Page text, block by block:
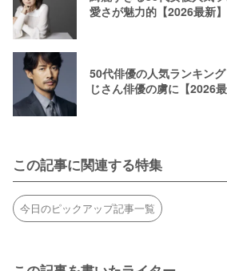
愛さが魅力的【2026最新】
50代俳優の人気ランキン
じさん俳優の虜に【2026最
この記事に関連する特集
今日のピックアップ記事一覧